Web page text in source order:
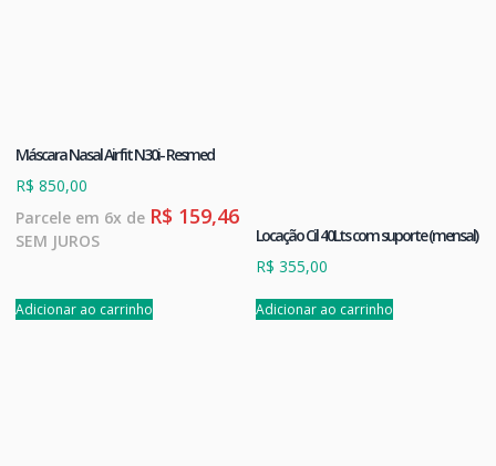
Máscara Nasal Airfit N30i- Resmed
R$ 850,00
Parcele em 6x de R$ 159,46
SEM JUROS
Adicionar ao carrinho
Locação Cil 40Lts com suporte (mensal)
R$ 355,00
Adicionar ao carrinho